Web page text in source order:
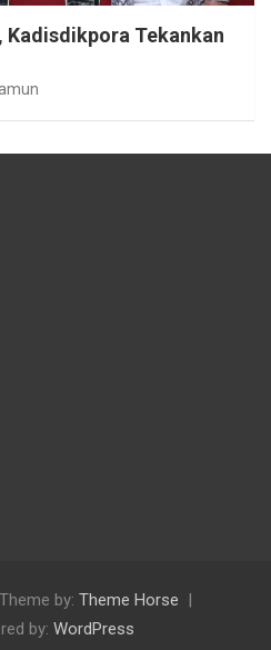
Kadisdikpora Tekankan
Theme by: Theme Horse
by: WordPress